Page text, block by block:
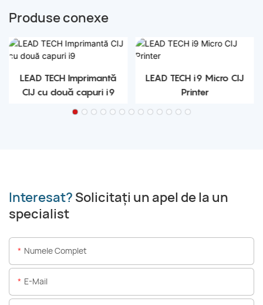
Produse conexe
LEAD TECH Imprimantă
CIJ cu două capuri i9
LEAD TECH i9 Micro CIJ
Printer
Interesat? Solicitați un apel de la un
specialist
Numele Complet
E-Mail